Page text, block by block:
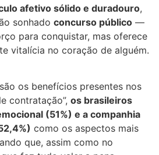
afetivo sólido e duradouro,
sonhado concurso público —
para conquistar, mas oferece
vitalícia no coração de alguém.
os benefícios presentes nos
contratação”, os brasileiros
(51%) e a companhia
como os aspectos mais
que, assim como no